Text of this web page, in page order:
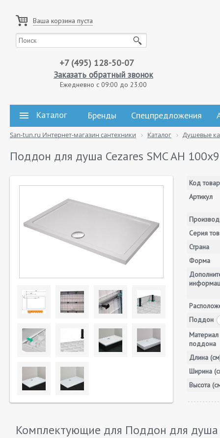
Ваша корзина пуста
+7 (495) 128-50-07
Заказать обратный звонок
Ежедневно с 09:00 до 23:00
Каталог Бренды Спецпредложения
San-tun.ru Интернет-магазин сантехники Каталог Душевые
Поддон для душа Cezares SMC AH
Код
Артикул
Серия
Страна
Форма
Поддон
Материал
поддона
Длина
Ширина
Высота
Комплектующие для Поддон для душа